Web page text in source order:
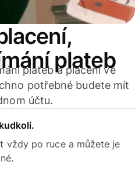
plateb
plateb a placení ve
potřebné budete mít
účtu.
vždy po ruce a můžete je